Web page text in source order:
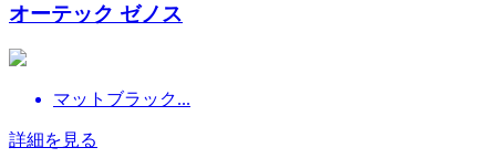
オーテック ゼノス
マットブラック...
詳細を見る